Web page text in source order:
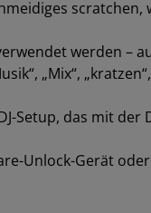
werden –
„Mix“,
Setup, das mit
Unlock-Gerät